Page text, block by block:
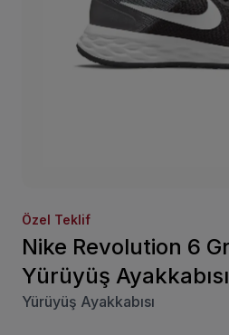
Özel Teklif
Nike Revolution 6
Yürüyüş
Yürüyüş Ayakkabısı